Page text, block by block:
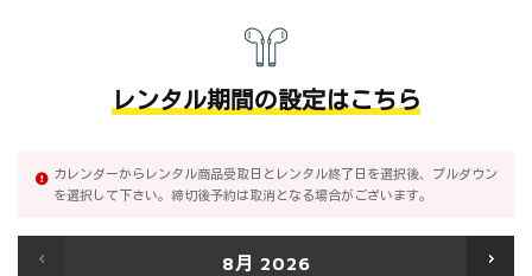
レンタル期間の設定はこちら
カレンダーからレンタル商品受取日とレンタル終了日を選択後、プルダウン
を選択して下さい。締切後予約は取消となる場合がございます。
8月 2026